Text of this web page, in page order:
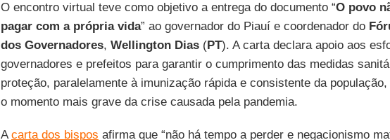
O encontro virtual teve como objetivo a entrega do documento “O povo
pagar com a própria vida” ao governador do Piauí e coordenador do
dos Governadores, Wellington Dias(PT). A carta declara apoio aos
governadores e prefeitos para garantir o cumprimento das medidas
proteção, paralelamente à imunização rápida e consistente da
o momento mais grave da crise causada pela pandemia.
Acarta dos bispos afirma que “não há tempo a perder e negacionismo